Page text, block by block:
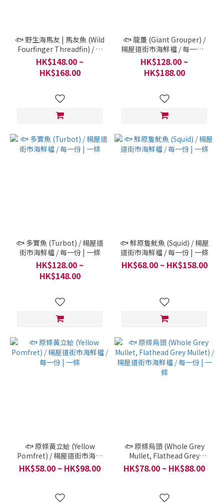
🐟 野生海馬友 | 馬友魚 (Wild
Fourfinger Threadfin) / 楊
屋道街市海鮮檔 / 每條
HK$148.00 ~
HK$168.00
🐟 龍躉 (Giant Grouper) /
楊屋道街市海鮮檔 / 每一份 |
一條
HK$128.00 ~
HK$188.00
🐟 多寶魚 (Turbot) / 楊屋道
街市海鮮檔 / 每一份 | 一條
HK$128.00 ~
HK$148.00
🐟 鮮原隻魷魚 (Squid) / 楊屋
道街市海鮮檔 / 每一份 | 一條
HK$68.00 ~ HK$158.00
🐟 原條黃立䱽 (Yellow
Pomfret) / 楊屋道街市海鮮
檔 / 每一份 | 一條
HK$58.00 ~ HK$98.00
🐟 原條烏頭 (Whole Grey
Mullet, Flathead Grey
Mullet) / 楊屋道街市海鮮檔 /
每一份 | 一條
HK$78.00 ~ HK$88.00